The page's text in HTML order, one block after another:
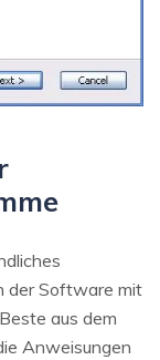
der Software mit
aus dem
Anweisungen